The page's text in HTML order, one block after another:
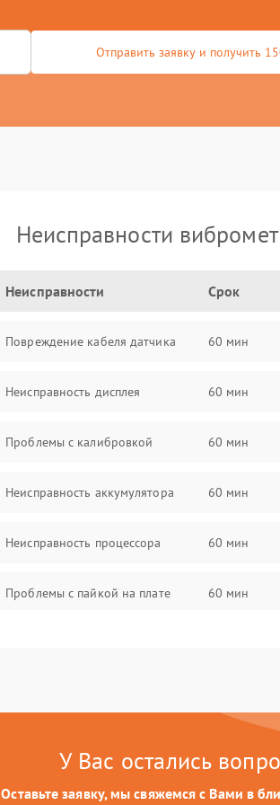
Отправить заявку и получить
Неисправности
Неисправности Срок
Повреждение кабеля датчика 60 мин
Неисправность дисплея 60 мин
Проблемы с калибровкой 60 мин
Неисправность аккумулятора 60 мин
Неисправность процессора 60 мин
Проблемы с пайкой на плате 60 мин
Неисправность системы передачи 60 мин
У Вас остались
Оставьте заявку, мы свяжемся с Вами в